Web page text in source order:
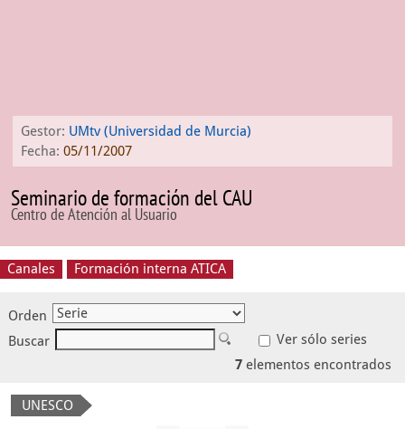
Gestor: UMtv (Universidad de Murcia)
Fecha: 05/11/2007
Seminario de formación del CAU
Centro de Atención al Usuario
Canales Formación interna ATICA
Orden
Buscar
Ver sólo series
7 elementos encontrados
UNESCO